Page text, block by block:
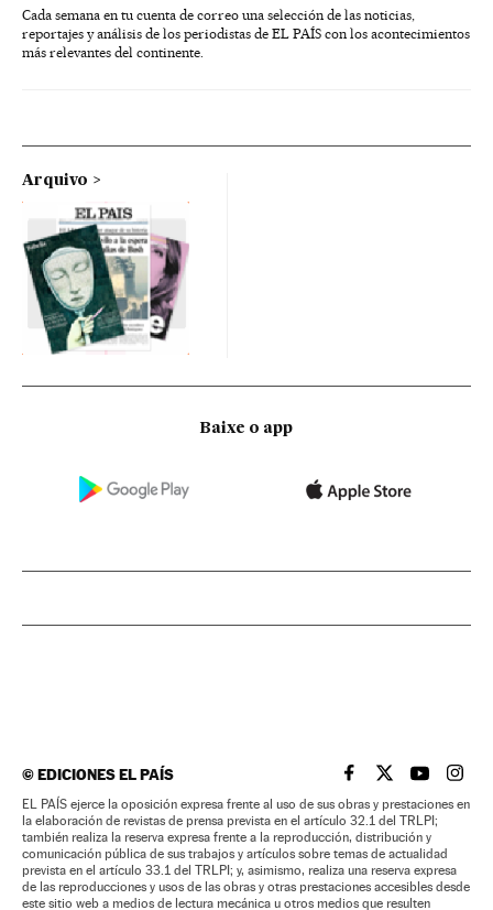
Cada semana en tu cuenta de correo una selección de las noticias,
reportajes y análisis de los periodistas de EL PAÍS con los acontecimientos
más relevantes del continente.
Arquivo
Baixe o app
©EDICIONES EL PAÍS EL PAÍS BRASIL EN
EL PAÍSEL PAÍS
EL
EL PAÍS ejerce la oposición expresa frente al uso de sus obras y prestaciones en
la elaboración de revistas de prensa prevista en el artículo 32.1 del TRLPI;
también realiza la reserva expresa frente a la reproducción, distribución y
comunicación pública de sus trabajos y artículos sobre temas de actualidad
prevista en el artículo 33.1 del TRLPI; y, asimismo, realiza una reserva expresa
de las reproducciones y usos de las obras y otras prestaciones accesibles desde
este sitio web a medios de lectura mecánica u otros medios que resulten